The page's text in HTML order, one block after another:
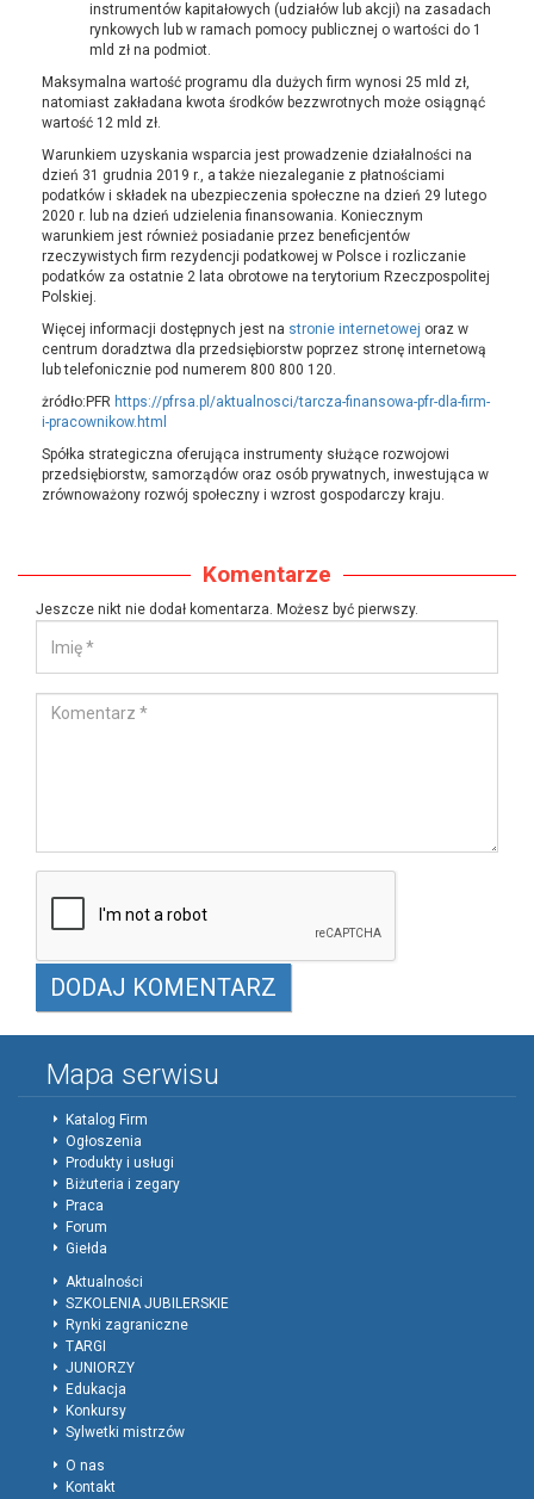
instrumentów kapitałowych (udziałów lub akcji) na zasadach
rynkowych lub w ramach pomocy publicznej o wartości do 1
mld zł na podmiot.
Maksymalna wartość programu dla dużych firm wynosi 25 mld zł,
natomiast zakładana kwota środków bezzwrotnych może osiągnąć
wartość 12 mld zł.
Warunkiem uzyskania wsparcia jest prowadzenie działalności na
dzień 31 grudnia 2019 r., a także niezaleganie z płatnościami
podatków i składek na ubezpieczenia społeczne na dzień 29 lutego
2020 r. lub na dzień udzielenia finansowania. Koniecznym
warunkiem jest również posiadanie przez beneficjentów
rzeczywistych firm rezydencji podatkowej w Polsce i rozliczanie
podatków za ostatnie 2 lata obrotowe na terytorium Rzeczpospolitej
Polskiej.
Więcej informacji dostępnych jest na stronie internetowej oraz w
centrum doradztwa dla przedsiębiorstw poprzez stronę internetową
lub telefonicznie pod numerem 800 800 120.
żródło:PFR https://pfrsa.pl/aktualnosci/tarcza-finansowa-pfr-dla-firm-
i-pracownikow.html
Spółka strategiczna oferująca instrumenty służące rozwojowi
przedsiębiorstw, samorządów oraz osób prywatnych, inwestująca w
zrównoważony rozwój społeczny i wzrost gospodarczy kraju.
Komentarze
Jeszcze nikt nie dodał komentarza. Możesz być pierwszy.
Mapa serwisu
Katalog Firm
Ogłoszenia
Produkty i usługi
Biżuteria i zegary
Praca
Forum
Giełda
Aktualności
SZKOLENIA JUBILERSKIE
Rynki zagraniczne
TARGI
JUNIORZY
Edukacja
Konkursy
Sylwetki mistrzów
O nas
Kontakt